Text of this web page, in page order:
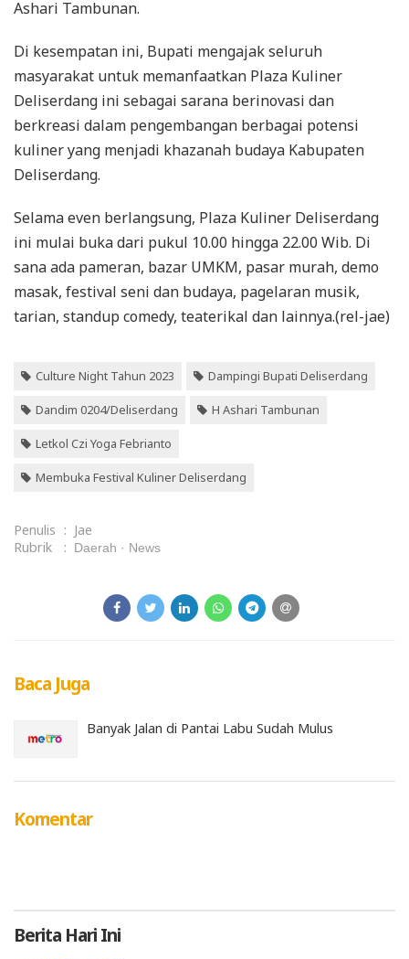
Ashari Tambunan.
Di kesempatan ini, Bupati mengajak seluruh
masyarakat untuk memanfaatkan Plaza Kuliner
Deliserdang ini sebagai sarana berinovasi dan
berkreasi dalam pengembangan berbagai potensi
kuliner yang menjadi khazanah budaya Kabupaten
Deliserdang.
Selama even berlangsung, Plaza Kuliner Deliserdang
ini mulai buka dari pukul 10.00 hingga 22.00 Wib. Di
sana ada pameran, bazar UMKM, pasar murah, demo
masak, festival seni dan budaya, pagelaran musik,
tarian, standup comedy, teaterikal dan lainnya.(rel-jae)
Culture Night Tahun 2023 Dampingi Bupati Deliserdang
Dandim 0204/Deliserdang H Ashari Tambunan
Letkol Czi Yoga Febrianto
Membuka Festival Kuliner Deliserdang
Penulis : Jae
Rubrik
: Daerah News
Baca Juga
Banyak Jalan di Pantai Labu Sudah Mulus
Komentar
Berita Hari Ini